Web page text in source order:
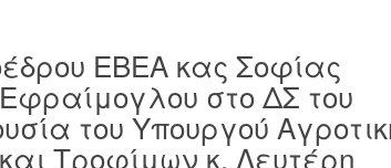
ΕΒΕΑ κας Σοφίας
στο ΔΣ του
του Υπουργού
Τροφίμων κ. Λευτέρη